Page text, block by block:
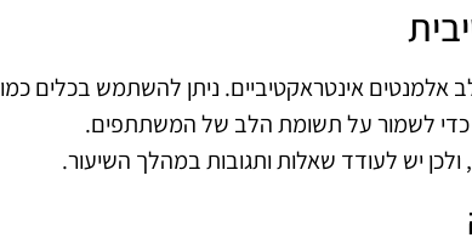
אלמנטים אינטראקטיביים. ניתן להשתמש בכלים כמו
כדי לשמור על תשומת הלב של המשתתפים.
יש לעודד שאלות ותגובות במהלך השיעור.